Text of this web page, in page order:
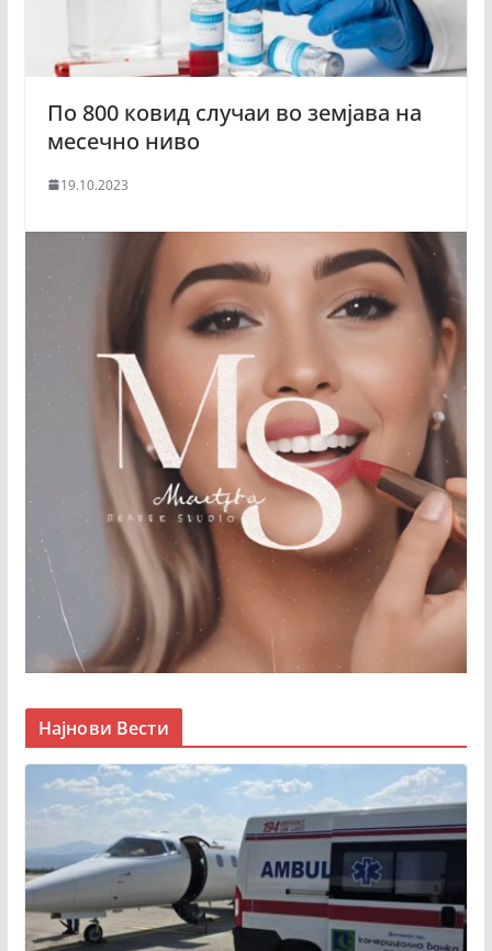
По 800 ковид случаи во земјава на
месечно ниво
19.10.2023
Најнови Вести